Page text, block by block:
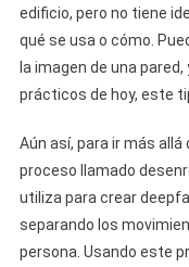
edificio, pero no tiene
qué se usa o cómo.
la imagen de una
prácticos de hoy, este
Aún así, para ir más
proceso llamado
utiliza para crear
separando los
persona. Usando este